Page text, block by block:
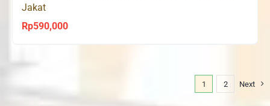
Jakat
Rp590,000
1 2 Next